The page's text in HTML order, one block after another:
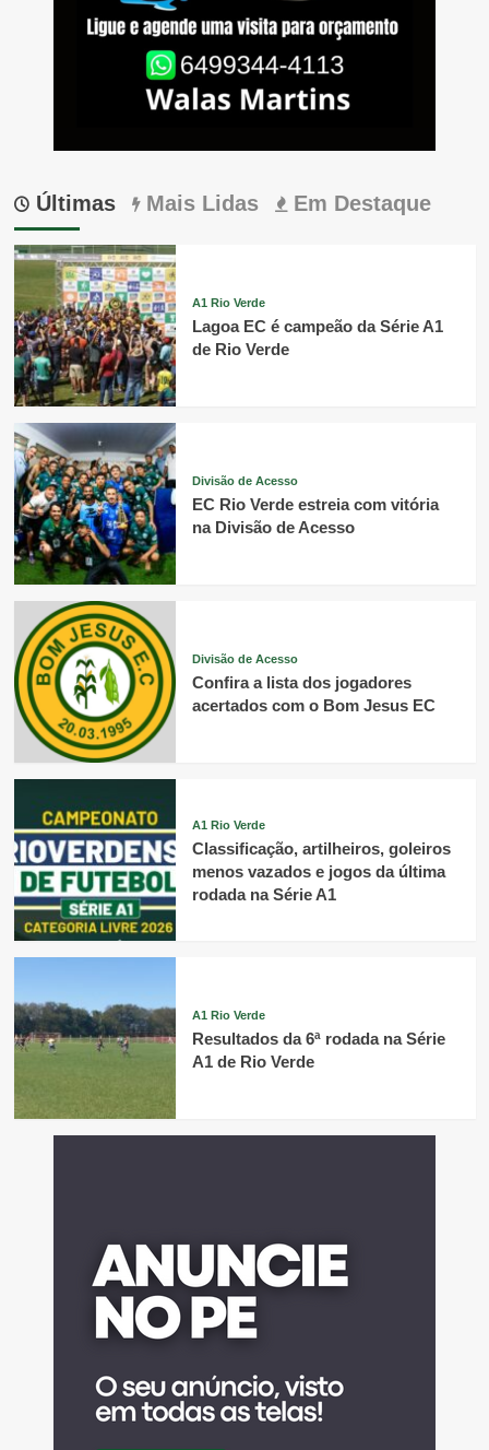
Últimas Mais Lidas Em Destaque
A1 Rio Verde
Lagoa EC é campeão da Série A1
de Rio Verde
Divisão de Acesso
EC Rio Verde estreia com vitória
na Divisão de Acesso
Divisão de Acesso
Confira a lista dos jogadores
acertados com o Bom Jesus EC
A1 Rio Verde
Classificação, artilheiros, goleiros
menos vazados e jogos da última
rodada na Série A1
A1 Rio Verde
Resultados da 6ª rodada na Série
A1 de Rio Verde